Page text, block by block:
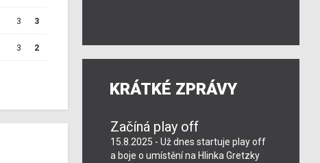
3 3
3 2
KRÁTKÉ ZPRÁVY
Začíná play off
15.8.2025 - Už dnes startuje play off
a boje o umístění na Hlinka Gretzky